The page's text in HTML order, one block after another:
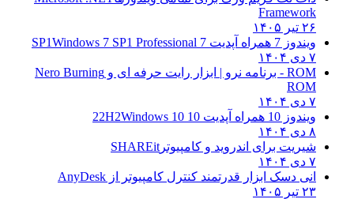
Framework
۲۶ تیر ۱۴۰۵
ویندوز 7 همراه آپدیت 7 SP1
Windows 7 SP1 Professional
۷ دی ۱۴۰۴
ROM - برنامه نرو | ابزار رایت حرفه ای و
Nero Burning
ROM
۷ دی ۱۴۰۴
ویندوز 10 همراه آپدیت 10 22H2
Windows 10
۸ دی ۱۴۰۴
شیریت برای اندروید و کامپیوتر SHAREit
۷ دی ۱۴۰۴
انی دسک ابزار قدرتمند کنترل کامپیوتر از AnyDesk
۲۳ تیر ۱۴۰۵